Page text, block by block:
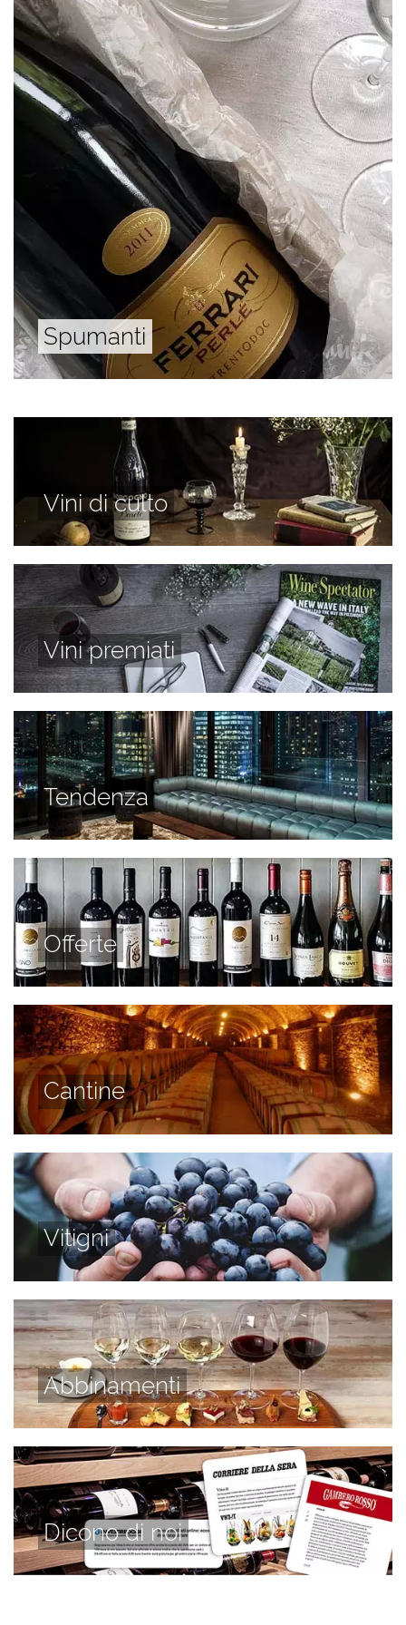
Spumanti
Vini di culto
Vini premiati
Tendenza
Offerte
Cantine
Vitigni
Abbinamenti
Dicono di noi